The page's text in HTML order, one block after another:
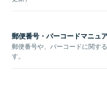
郵便番号・バーコードマニュ
郵便番号や、バーコードに関す
す。